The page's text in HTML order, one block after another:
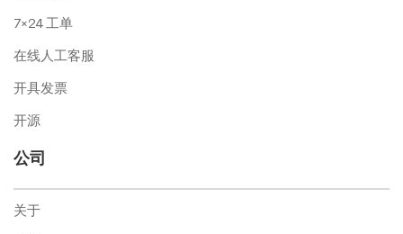
7×24 工单
在线人工客服
开具发票
开源
公司
关于